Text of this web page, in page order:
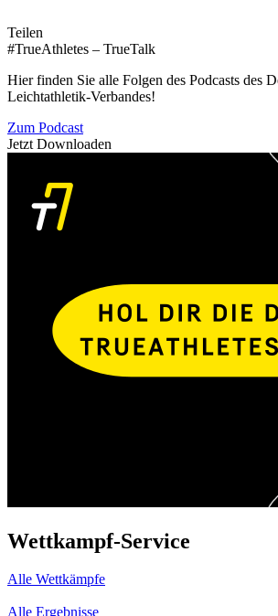
Teilen
#TrueAthletes – TrueTalk
Hier finden Sie alle Folgen des Podcasts des
Leichtathletik-Verbandes!
Zum Podcast
Jetzt Downloaden
Wettkampf-Service
Alle Wettkämpfe
Alle Ergebnisse